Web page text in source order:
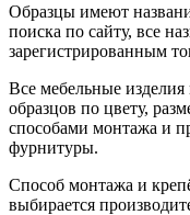
Образцы имеют
поиска по сайту, все
зарегистрированным
Все мебельные изделия
образцов по цвету,
способами монтажа и
фурнитуры.
Способ монтажа и
выбирается